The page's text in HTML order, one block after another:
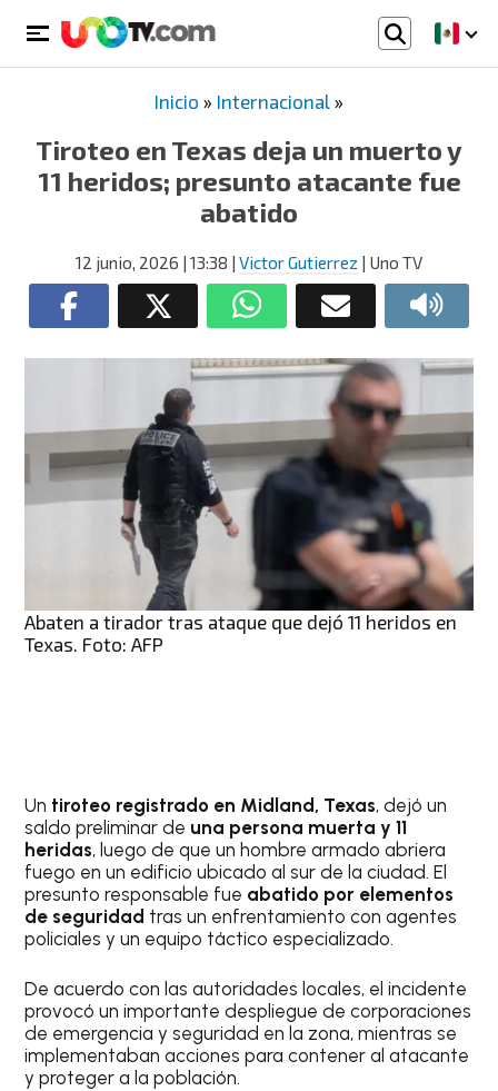
Inicio » Internacional »
Tiroteo en Texas deja un muerto y
11 heridos; presunto atacante fue
abatido
12 junio, 2026 | 13:38 | Victor Gutierrez | Uno TV
Abaten a tirador tras ataque que dejó 11 heridos en
Texas. Foto: AFP
Un tiroteo registrado en Midland, Texas, dejó un
saldo preliminar de una persona muerta y 11
heridas, luego de que un hombre armado abriera
fuego en un edificio ubicado al sur de la ciudad. El
presunto responsable fue abatido por elementos
de seguridad tras un enfrentamiento con agentes
policiales y un equipo táctico especializado.
De acuerdo con las autoridades locales, el incidente
provocó un importante despliegue de corporaciones
de emergencia y seguridad en la zona, mientras se
implementaban acciones para contener al atacante
y proteger a la población.